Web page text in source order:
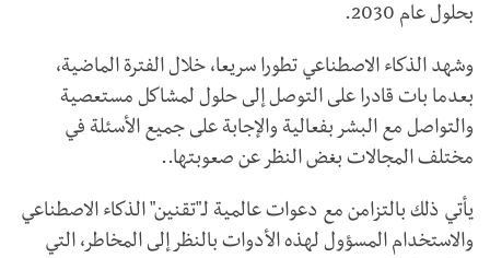
بحلول عام 2030.
وشهد الذكاء الاصطناعي تطورا سريعا، خلال الفترة الماضية،
بعدما بات قادرا على التوصل إلى حلول لمشاكل مستعصية
والتواصل مع البشر بفعالية والإجابة على جميع الأسئلة في
مختلف المجالات بغض النظر عن صعوبتها..
يأتي ذلك بالتزامن مع دعوات عالمية لـ"تقنين" الذكاء الاصطناعي
والاستخدام المسؤول لهذه الأدوات بالنظر إلى المخاطر، التي